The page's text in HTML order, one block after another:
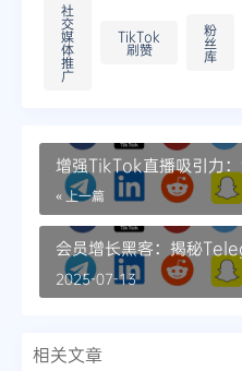
社
交
媒
体
推
广
TikTok
刷赞
粉
丝
库
增强TikTok直播吸引力
« 上一篇
会员增长黑客：揭秘
心得
2025-07-13
相关文章